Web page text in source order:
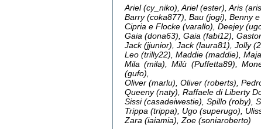
Ariel (cy_niko), Ariel (ester), Aris
Barry (coka877), Bau (jogi), Benny
Cipria e Flocke (varallo), Deejey
Gaia (dona63), Gaia (fabi12),
Jack (jjunior), Jack (laura81), Jolly
Leo (trilly22), Maddie (maddie),
Mila (mila), Milù (Puffetta89),
(gufo),
Oliver (marlu), Oliver (roberts),
Queeny (naty), Raffaele di Liberty
Sissi (casadeiwestie), Spillo (roby),
Trippa (trippa), Ugo (superugo),
Zara (iaiamia), Zoe (soniaroberto)